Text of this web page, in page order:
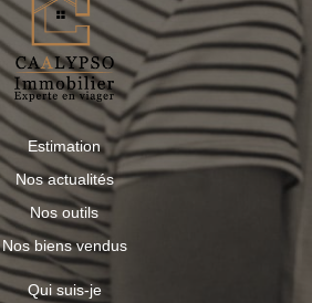
Estimation
Nos actualités
Nos outils
Nos biens vendus
Qui suis-je